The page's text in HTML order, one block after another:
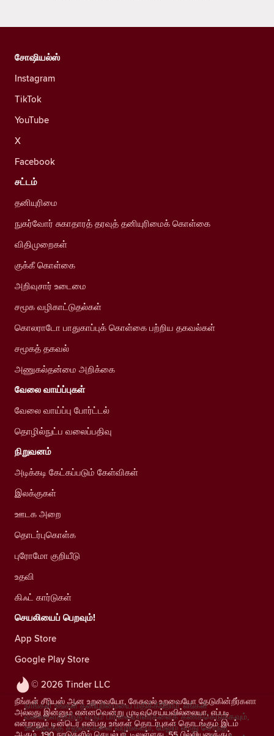
© 2026 Tinder LLC
நீங்கள் சீரியஸ் ஆன உறவையோ, கேசுவல் உறவையோ தேடுகின்றீர்களா
அல்லது இன்னும் என்னவென்று முடிவுசெய்யவில்லையா, எப்படி
என்றாலும் டின்டெர் என்பது உங்கள் தொடர்புகள் தொடங்கும் இடம்
சோஷியல்ஸ்
Instagram
TikTok
YouTube
X
Facebook
சட்டம்
தனியுரிமை
நுகர்வோர் சுகாதாரத் தரவுத் தனியுரிமைக் கொள்கை
விதிமுறைகள்
குக்கீ கொள்கை
அறிவுசார் உடைமை
சமூக வழிகாட்டுதல்கள்
கொலராடோ பாதுகாப்புக் கொள்கை பற்றிய தகவல்கள்
சமூகத் தகவல்
அணுகல்தன்மை அறிக்கை
வேலை வாய்ப்புகள்
வேலை வாய்ப்பு போர்ட்டல்
தொழில்நுட்ப வலைப்பதிவு
நிறுவனம்
அடிக்கடி கேட்கப்படும் கேள்விகள்
இலக்குகள்
ஊடக அறை
தொடர்புகொள்க
புரோமோ குறியீடு
உதவி
கிஃட் கார்டுகள்
செயலியைப் பெறவும்!
App Store
Google Play Store
நாங்கள் உங்கள் தனியுரிமையை மதிக்கிறோம். எங்கள்
வலைதளத்திற்கு வரும் பார்வையாளர்களைக் கணக்கெடுக்கவும்,
உங்களுக்கு சலுகைகளை வழங்கவும், மேலும் எமது சொந்த